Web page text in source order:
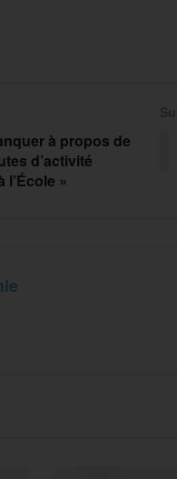
à propos de
d’activité
»